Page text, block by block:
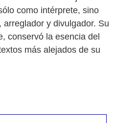
como intérprete, sino
y divulgador. Su
conservó la esencia del
más alejados de su